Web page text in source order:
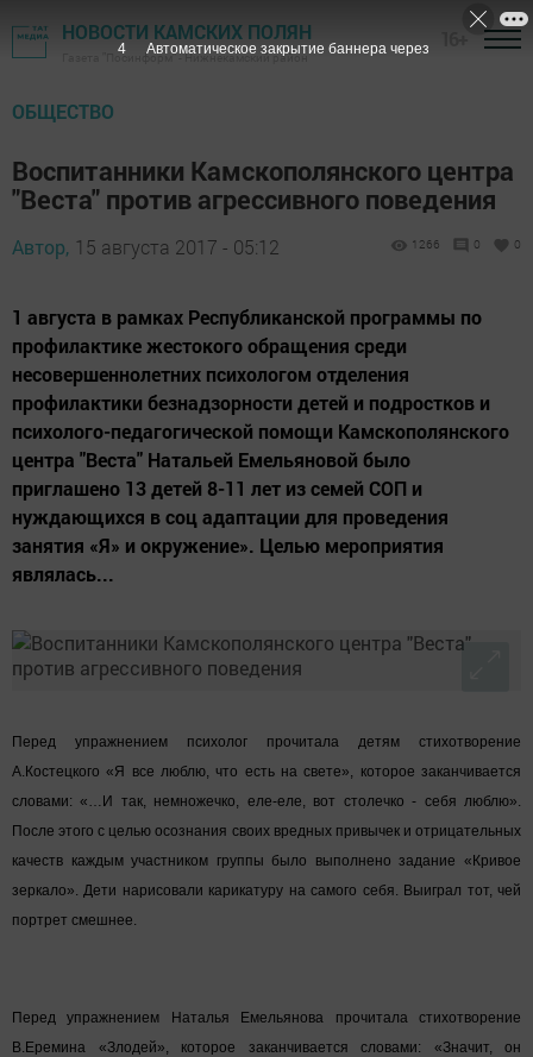
НОВОСТИ КАМСКИХ ПОЛЯН
Газета "Посинформ" - Нижнекамский район
ОБЩЕСТВО
Воспитанники Камскополянского центра
"Веста" против агрессивного поведения
Автор, 15 августа 2017 - 05:12 1266 0 0
1 августа в рамках Республиканской программы по
профилактике жестокого обращения среди
несовершеннолетних психологом отделения
профилактики безнадзорности детей и подростков и
психолого-педагогической помощи Камскополянского
центра "Веста" Натальей Емельяновой было
приглашено 13 детей 8-11 лет из семей СОП и
нуждающихся в соц адаптации для проведения
занятия «Я» и окружение». Целью мероприятия
являлась...
Перед упражнением психолог прочитала детям стихотворение
А.Костецкого «Я все люблю, что есть на свете», которое заканчивается
словами: «…И так, немножечко, еле-еле, вот столечко - себя люблю».
После этого с целью осознания своих вредных привычек и отрицательных
качеств каждым участником группы было выполнено задание «Кривое
зеркало». Дети нарисовали карикатуру на самого себя. Выиграл тот, чей
портрет смешнее.
Перед упражнением Наталья Емельянова прочитала стихотворение
В.Еремина «Злодей», которое заканчивается словами: «Значит, он
3 Автоматическое закрытие баннера через